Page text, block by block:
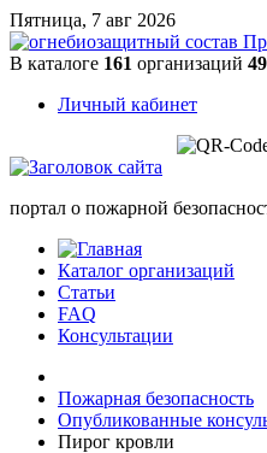
Пятница, 7 авг 2026
В каталоге 161 организаций
Личный кабинет
портал о пожарной
Каталог организаций
Статьи
FAQ
Консультации
Пожарная безопасность
Опубликованные
Пирог кровли